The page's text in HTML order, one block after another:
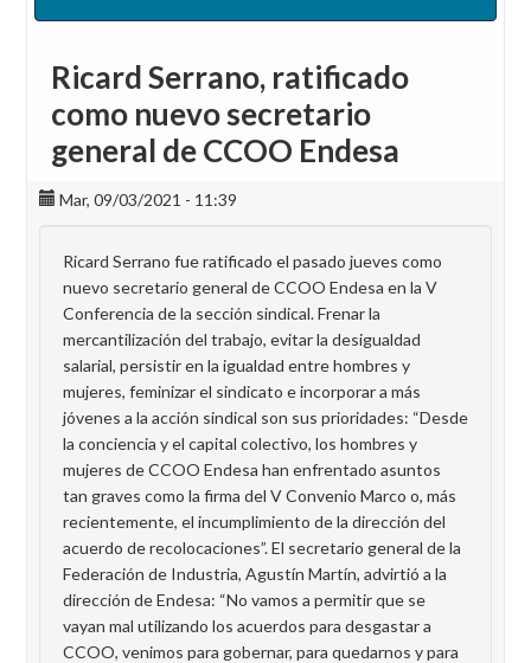
Ricard Serrano, ratificado
como nuevo secretario
general de CCOO Endesa
Mar, 09/03/2021 - 11:39
Ricard Serrano fue ratificado el pasado jueves como
nuevo secretario general de CCOO Endesa en la V
Conferencia de la sección sindical. Frenar la
mercantilización del trabajo, evitar la desigualdad
salarial, persistir en la igualdad entre hombres y
mujeres, feminizar el sindicato e incorporar a más
jóvenes a la acción sindical son sus prioridades: “Desde
la conciencia y el capital colectivo, los hombres y
mujeres de CCOO Endesa han enfrentado asuntos
tan graves como la firma del V Convenio Marco o, más
recientemente, el incumplimiento de la dirección del
acuerdo de recolocaciones”. El secretario general de la
Federación de Industria, Agustín Martín, advirtió a la
dirección de Endesa: “No vamos a permitir que se
vayan mal utilizando los acuerdos para desgastar a
CCOO, venimos para gobernar, para quedarnos y para